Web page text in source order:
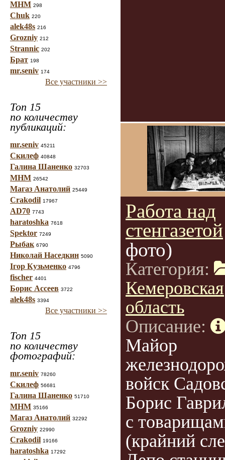
МНМ 298
Chuk 220
alek48s 216
Grozniy 212
Strannic 202
Брат 198
mr.seniv 174
Все участники >>
Топ 15
по количеству
публикаций:
mr.seniv 45211
Скилеф 40848
Галина Шаненко 32703
МНМ 26542
Магаз Анатолий 25449
Crakodil 17967
AD70 7743
haratoshka 7618
Spektor 7249
Рыбак 6790
Николай Наседкин 5090
Ігор Кузьменко 4796
fischer 4401
Борис Ассеев 3722
alek48s 3394
Все участники >>
Топ 15
по количеству
фотографий:
mr.seniv 78260
Скилеф 56681
Галина Шаненко 51710
МНМ 35166
Магаз Анатолий 32292
Grozniy 22990
Crakodil 19166
haratoshka 17292
Работа над
стенгазетой
фото)
Категория:
Кемеровская
область
Описание:
Майор
войск
Борис
с
(крайний